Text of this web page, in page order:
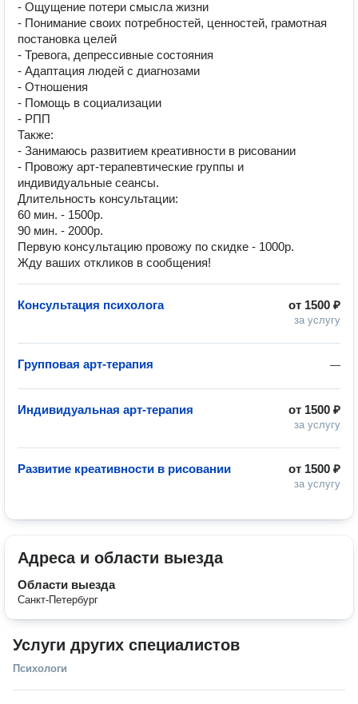
- Ощущение потери смысла жизни
- Понимание своих потребностей, ценностей, грамотная
постановка целей
- Тревога, депрессивные состояния
- Адаптация людей с диагнозами
- Отношения
- Помощь в социализации
- РПП
Также:
- Занимаюсь развитием креативности в рисовании
- Провожу арт-терапевтические группы и
индивидуальные сеансы.
Длительность консультации:
60 мин. - 1500р.
90 мин. - 2000р.
Первую консультацию провожу по скидке - 1000р.
️Жду ваших откликов в сообщения!
от 1500 ₽
за услугу
Консультация психолога
—
Групповая арт-терапия
от 1500 ₽
за услугу
Индивидуальная арт-терапия
от 1500 ₽
за услугу
Развитие креативности в рисовании
Адреса и области выезда
Области выезда
Санкт-Петербург
Услуги других специалистов
Психологи